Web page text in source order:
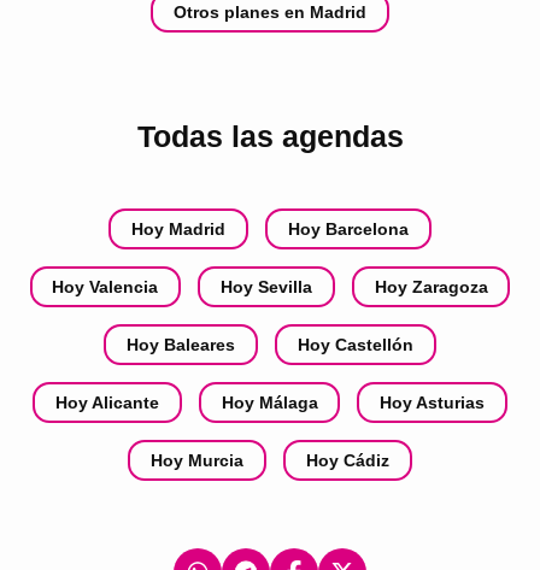
Otros planes en Madrid
Todas las agendas
Hoy Madrid Hoy Barcelona
Hoy Valencia Hoy Sevilla Hoy Zaragoza
Hoy Baleares Hoy Castellón
Hoy Alicante Hoy Málaga Hoy Asturias
Hoy Murcia Hoy Cádiz